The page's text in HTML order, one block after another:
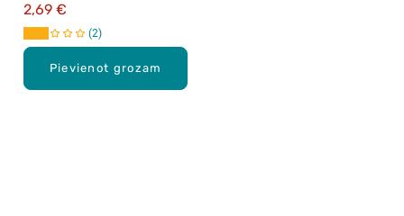
Pievienot grozam
2,69 €
2